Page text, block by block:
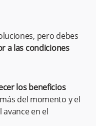
pero debes
a las condiciones
los beneficios
del momento y el
en el